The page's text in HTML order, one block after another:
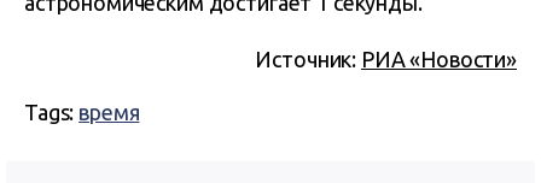
Источник: РИА «Новости»
Tags: время